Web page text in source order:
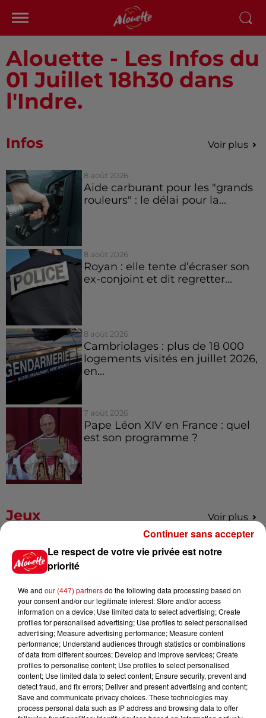
Alouette - Les Infos du
01 Juillet 18h30 dans
l'Indre.
Infos Voir plus
8 août 2026
Aide carburant pour les "grands
rouleurs" : le délai pour la...
8 août 2026
Royan : elle tente d’écraser son
ex-conjoint et dit regretter...
8 août 2026
Cambriolages : plus de 18 000
logements visités en juillet 2026,
en...
7 août 2026
Pape Léon XIV en France : quel
est son programme ?
Jeux Voir plus
Gagnez vos places pour le
festival Marché Gourmand 2026
Le Duel - Gagnez vos entrées
pour l'un des zoos de nos
régions !
Destination Vacances - Gagnez
Le respect de votre vie privée est notre
priorité
We and our (447) partnersdo the following data processing based on
your consent and/or our legitimate interest: Store and/or access
information on a device; Use limited data to select advertising; Create
profiles for personalised advertising; Use profiles to select personalised
advertising; Measure advertising performance; Measure content
performance; Understand audiences through statistics or combinations
of data from different sources; Develop and improve services; Create
profiles to personalise content; Use profiles to select personalised
content; Use limited data to select content; Ensure security, prevent and
detect fraud, and fix errors; Deliver and present advertising and content;
Save and communicate privacy choices. These technologies may
process personal data such as IP address and browsing data to offer
Continuer sans accepter